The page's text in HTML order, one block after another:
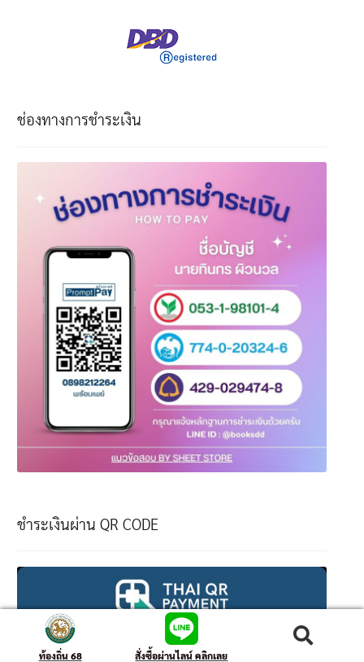
ช่องทางการชำระเงิน
ชำระเงินผ่าน QR CODE
ท้องถิ่น 68 สั่งซื้อผ่านไลน์ คลิกเลย